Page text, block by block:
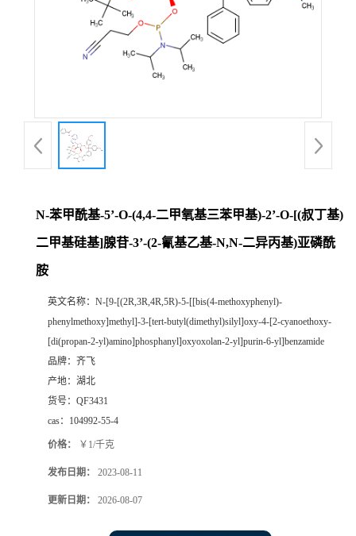
联
系
方
N-苯甲酰基-5’-O-(4,4-二甲氧基三苯甲基)-2’-O-[(叔丁基)
二甲基硅基]腺苷-3’-(2-氰基乙基-N,N-二异丙基)亚磷酰
胺
英文名称： N-[9-[(2R,3R,4R,5R)-5-[[bis(4-methoxyphenyl)-
phenylmethoxy]methyl]-3-[tert-butyl(dimethyl)silyl]oxy-4-[2-cyanoethoxy-
[di(propan-2-yl)amino]phosphanyl]oxyoxolan-2-yl]purin-6-yl]benzamide
品牌： 齐飞
产地： 湖北
货号： QF3431
cas： 104992-55-4
价格： ￥1/千克
发布日期： 2023-08-11
更新日期： 2026-08-07